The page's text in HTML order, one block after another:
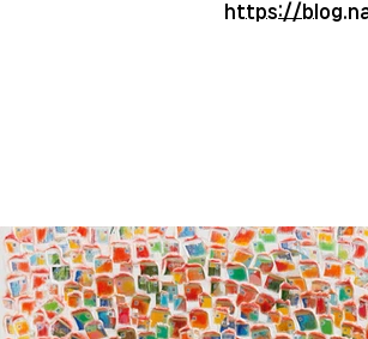
https://